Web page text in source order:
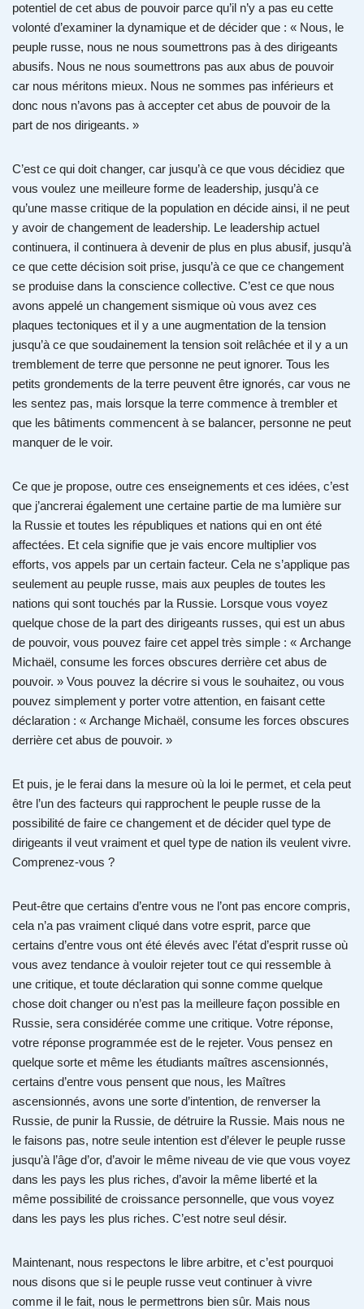
potentiel de cet abus de pouvoir parce qu’il n’y a pas eu cette
volonté d’examiner la dynamique et de décider que : « Nous, le
peuple russe, nous ne nous soumettrons pas à des dirigeants
abusifs. Nous ne nous soumettrons pas aux abus de pouvoir
car nous méritons mieux. Nous ne sommes pas inférieurs et
donc nous n’avons pas à accepter cet abus de pouvoir de la
part de nos dirigeants. »
C’est ce qui doit changer, car jusqu’à ce que vous décidiez que
vous voulez une meilleure forme de leadership, jusqu’à ce
qu’une masse critique de la population en décide ainsi, il ne peut
y avoir de changement de leadership. Le leadership actuel
continuera, il continuera à devenir de plus en plus abusif, jusqu’à
ce que cette décision soit prise, jusqu’à ce que ce changement
se produise dans la conscience collective. C’est ce que nous
avons appelé un changement sismique où vous avez ces
plaques tectoniques et il y a une augmentation de la tension
jusqu’à ce que soudainement la tension soit relâchée et il y a un
tremblement de terre que personne ne peut ignorer. Tous les
petits grondements de la terre peuvent être ignorés, car vous ne
les sentez pas, mais lorsque la terre commence à trembler et
que les bâtiments commencent à se balancer, personne ne peut
manquer de le voir.
Ce que je propose, outre ces enseignements et ces idées, c’est
que j’ancrerai également une certaine partie de ma lumière sur
la Russie et toutes les républiques et nations qui en ont été
affectées. Et cela signifie que je vais encore multiplier vos
efforts, vos appels par un certain facteur. Cela ne s’applique pas
seulement au peuple russe, mais aux peuples de toutes les
nations qui sont touchés par la Russie. Lorsque vous voyez
quelque chose de la part des dirigeants russes, qui est un abus
de pouvoir, vous pouvez faire cet appel très simple : « Archange
Michaël, consume les forces obscures derrière cet abus de
pouvoir. » Vous pouvez la décrire si vous le souhaitez, ou vous
pouvez simplement y porter votre attention, en faisant cette
déclaration : « Archange Michaël, consume les forces obscures
derrière cet abus de pouvoir. »
Et puis, je le ferai dans la mesure où la loi le permet, et cela peut
être l’un des facteurs qui rapprochent le peuple russe de la
possibilité de faire ce changement et de décider quel type de
dirigeants il veut vraiment et quel type de nation ils veulent vivre.
Comprenez-vous ?
Peut-être que certains d’entre vous ne l’ont pas encore compris,
cela n’a pas vraiment cliqué dans votre esprit, parce que
certains d’entre vous ont été élevés avec l’état d’esprit russe où
vous avez tendance à vouloir rejeter tout ce qui ressemble à
une critique, et toute déclaration qui sonne comme quelque
chose doit changer ou n’est pas la meilleure façon possible en
Russie, sera considérée comme une critique. Votre réponse,
votre réponse programmée est de le rejeter. Vous pensez en
quelque sorte et même les étudiants maîtres ascensionnés,
certains d’entre vous pensent que nous, les Maîtres
ascensionnés, avons une sorte d’intention, de renverser la
Russie, de punir la Russie, de détruire la Russie. Mais nous ne
le faisons pas, notre seule intention est d’élever le peuple russe
jusqu’à l’âge d’or, d’avoir le même niveau de vie que vous voyez
dans les pays les plus riches, d’avoir la même liberté et la
même possibilité de croissance personnelle, que vous voyez
dans les pays les plus riches. C’est notre seul désir.
Maintenant, nous respectons le libre arbitre, et c’est pourquoi
nous disons que si le peuple russe veut continuer à vivre
comme il le fait, nous le permettrons bien sûr. Mais nous